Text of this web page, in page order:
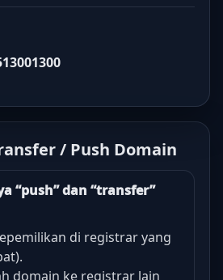
/ Push Domain
“push” dan “transfer”
di registrar yang
domain ke registrar lain